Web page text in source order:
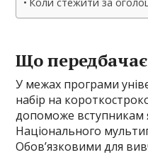
Що
У межах програми
набір на
допоможе вступникам
Національного
Обов’язковими для